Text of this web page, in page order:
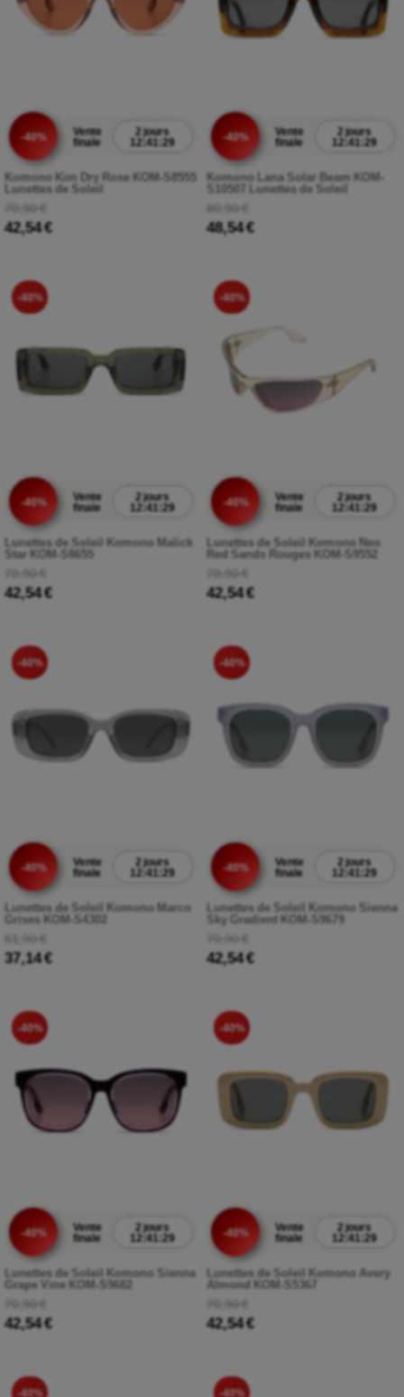
-40%
Vente
finale
2 jours
12:41:27
Komono Kim Dry Rose KOM-S8555
Lunettes de Soleil
70,90 €
42,54 €
-40%
Vente
finale
2 jours
12:41:27
Komono Lana Solar Beam KOM-
S10507 Lunettes de Soleil
80,90 €
48,54 €
-40%
-40%
Vente
finale
2 jours
12:41:27
Lunettes de Soleil Komono Malick
Star KOM-S8655
70,90 €
42,54 €
-40%
-40%
Vente
finale
2 jours
12:41:27
Lunettes de Soleil Komono Neo
Red Sands Rouges KOM-S9552
70,90 €
42,54 €
-40%
-40%
Vente
finale
2 jours
12:41:27
Lunettes de Soleil Komono Marco
Grises KOM-S4302
61,90 €
37,14 €
-40%
-40%
Vente
finale
2 jours
12:41:27
Lunettes de Soleil Komono Sienna
Sky Gradient KOM-S9679
70,90 €
42,54 €
-40%
-40%
Vente
finale
2 jours
12:41:27
Lunettes de Soleil Komono Sienna
Grape Vine KOM-S9682
70,90 €
42,54 €
-40%
-40%
Vente
finale
2 jours
12:41:27
Lunettes de Soleil Komono Avery
Almond KOM-S5367
70,90 €
42,54 €
-40% -40%